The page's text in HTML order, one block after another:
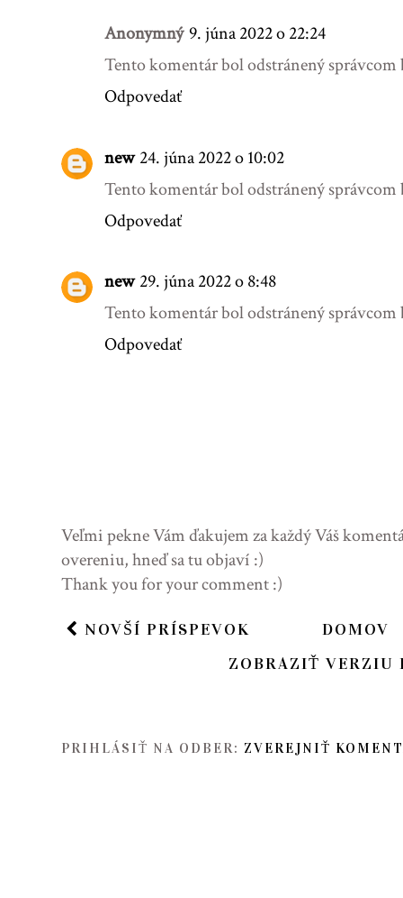
Anonymný 9. júna 2022 o 22:24
Tento komentár bol odstránený správcom
Odpovedať
new 24. júna 2022 o 10:02
Tento komentár bol odstránený správcom
Odpovedať
new 29. júna 2022 o 8:48
Tento komentár bol odstránený správcom
Odpovedať
Veľmi pekne Vám ďakujem za každý Váš
overeniu, hneď sa tu objaví :)
Thank you for your comment :)
NOVŠÍ PRÍSPEVOK
DOMOV
ZOBRAZIŤ VERZIU
PRIHLÁSIŤ NA ODBER: ZVEREJNIŤ